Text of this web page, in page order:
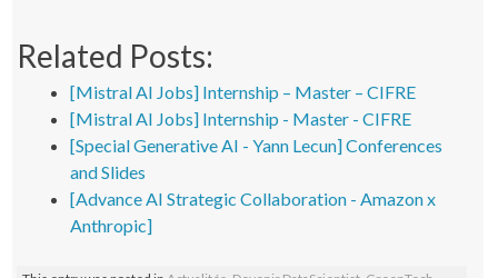
Related Posts:
[Mistral AI Jobs] Internship – Master – CIFRE
[Mistral AI Jobs] Internship - Master - CIFRE
[Special Generative AI - Yann Lecun] Conferences
and Slides
[Advance AI Strategic Collaboration - Amazon x
Anthropic]